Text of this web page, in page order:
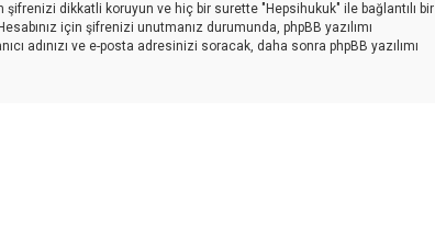
dikkatli koruyun ve hiç bir surette "Hepsihukuk" ile bağlantılı bir
için şifrenizi unutmanız durumunda, phpBB yazılımı
adınızı ve e-posta adresinizi soracak, daha sonra phpBB yazılımı